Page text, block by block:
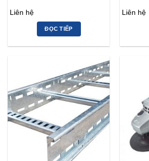
Liên hệ
ĐỌC TIẾP
Liên hệ